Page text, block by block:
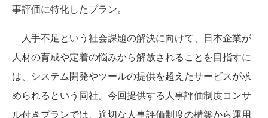
事評価に特化したプラン。
人手不足という社会課題の解決に向けて、日本企業が
人材の育成や定着の悩みから解放されることを目指すに
は、システム開発やツールの提供を超えたサービスが求
められるという同社。今回提供する人事評価制度コンサ
ル付きプランでは、適切な人事評価制度の構築から運用